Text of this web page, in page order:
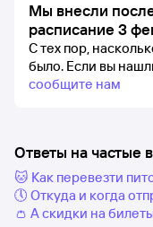
Мы внесли
расписание 3
С тех пор,
было. Если вы
сообщите нам
Ответы на частые
🐱 Как перевезти
🕔 Откуда и когда
👛 А скидки на